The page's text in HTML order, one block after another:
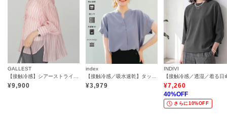
GALLEST
¥9,900
index
¥3,979
INDIVI
¥7,260
40%OFF
さらに10%OFF